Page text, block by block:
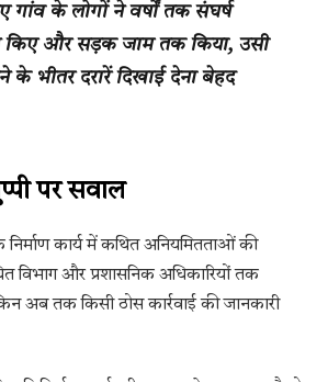
के लोगों ने वर्षों तक संघर्ष
किए और सड़क जाम तक किया, उसी
भीतर दरारें दिखाई देना बेहद
पर सवाल
निर्माण कार्य में कथित अनियमितताओं की
विभाग और प्रशासनिक अधिकारियों तक
अब तक किसी ठोस कार्रवाई की जानकारी